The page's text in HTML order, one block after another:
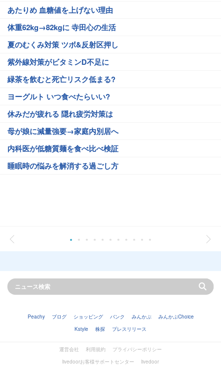
あたりめ 血糖値を上げない理由
体重62kg→82kgに 寺田心の生活
夏のむくみ対策 ツボ&反射区押し
紫外線対策がビタミンD不足に
緑茶を飲むと死亡リスク低まる?
ヨーグルト いつ食べたらいい?
休みだが疲れる 隠れ疲労対策は
母が娘に減量強要→家庭内別居へ
内科医が低糖質麺を食べ比べ検証
睡眠時の悩みを解消する過ごし方
Peachy ブログ ショッピング バンク みんかぶ
みんかぶChoice
Kstyle
株探 プレスリリース
運営会社 利用規約
プライバシーポリシー
livedoorお客様サポートセンター
livedoor